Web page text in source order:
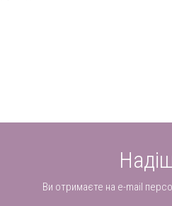
Ви отримаєте на e-mail